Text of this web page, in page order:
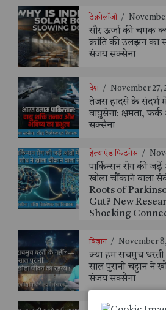
टेक्नोलॉजी /
सौर ऊर्जा की चमक
क्रांति की उलझन का
संजय सक्सेना
देश / November 27,
तेजस हादसे के संदर्भ में
वायुसेना: क्षमता,
सक्सैना
हेल्थ एंड फिटनेस /
पार्किन्सन रोग की
खोला चौंकाने वाला
Roots of
Gut? New
Shocking
विज्ञान / November
क्या हम सचमुच
साल पुरानी चट्टान ने
संजय सक्सैना